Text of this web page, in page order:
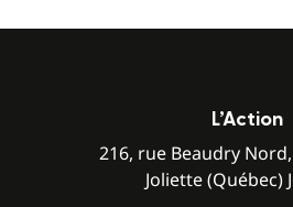
L’Action
216, rue Beaudry
Joliette (Québec)